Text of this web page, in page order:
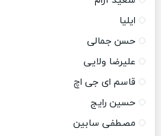
ایلیا
حسن جمالی
علیرضا ولایی
قاسم ای جی اچ
حسین رایج
مصطفی سابین